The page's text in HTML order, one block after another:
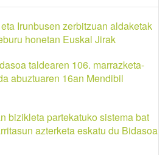
Irunbusen zerbitzuan aldaketak
honetan Euskal Jirak
taldearen 106. marrazketa-
abuztuaren 16an Mendibil
bizikleta partekatuko sistema bat
azterketa eskatu du Bidasoa